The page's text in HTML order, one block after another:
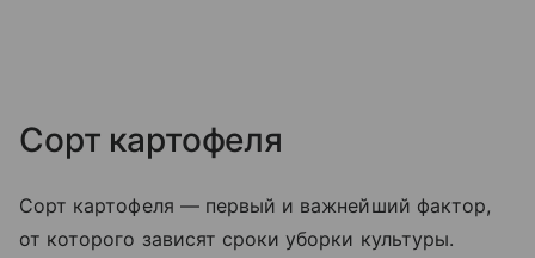
Сорт картофеля
Сорт картофеля — первый и важнейший фактор,
от которого зависят сроки уборки культуры.